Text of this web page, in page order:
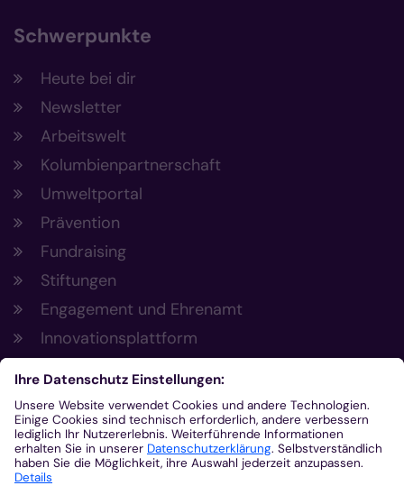
Schwerpunkte
Heute bei dir
Newsletter
Arbeitswelt
Kolumbienpartnerschaft
Umweltportal
Prävention
Fundraising
Stiftungen
Engagement und Ehrenamt
Innovationsplattform
Aus der Plattform
Nachrichten
Veranstaltungen
Gottesdienste